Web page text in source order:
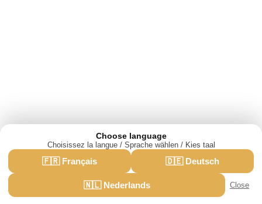
We use cookies for analytics and advertising.·Privacy policy
Accept
Choose language
Choisissez la langue / Sprache wählen / Kies taal
🇫🇷 Français 🇩🇪 Deutsch
🇳🇱 Nederlands Close